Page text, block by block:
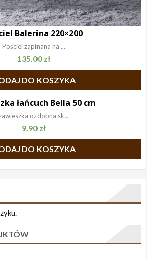
Balerina 220×200
Pościel zapinana na ...
135.00 zł
DO KOSZYKA
łańcuch Bella 50 cm
ozdobna sk...
9.90 zł
DO KOSZYKA